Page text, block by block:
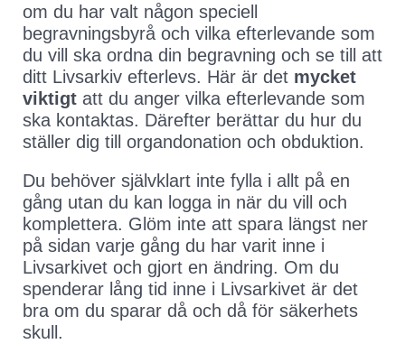
om du har valt någon speciell
begravningsbyrå och vilka efterlevande som
du vill ska ordna din begravning och se till att
ditt Livsarkiv efterlevs. Här är det mycket
viktigt att du anger vilka efterlevande som
ska kontaktas. Därefter berättar du hur du
ställer dig till organdonation och obduktion.
Du behöver självklart inte fylla i allt på en
gång utan du kan logga in när du vill och
komplettera. Glöm inte att spara längst ner
på sidan varje gång du har varit inne i
Livsarkivet och gjort en ändring. Om du
spenderar lång tid inne i Livsarkivet är det
bra om du sparar då och då för säkerhets
skull.